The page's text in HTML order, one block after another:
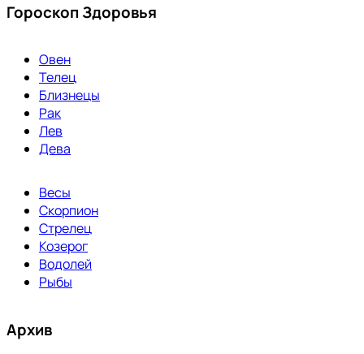
Гороскоп Здоровья
Овен
Телец
Близнецы
Рак
Лев
Дева
Весы
Скорпион
Стрелец
Козерог
Водолей
Рыбы
Архив